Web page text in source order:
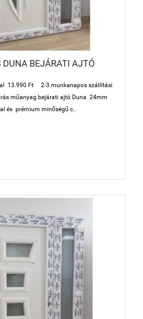
DUNA BEJÁRATI AJTÓ
13.990 Ft 2-3 munkanapos szállítási
műanyag bejárati ajtó Duna 24mm
és prémium minőségű c..